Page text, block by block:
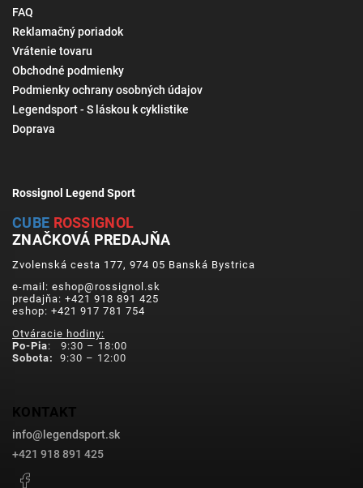
FAQ
Reklamačný poriadok
Vrátenie tovaru
Obchodné podmienky
Podmienky ochrany osobných údajov
Legendsport - S láskou k cyklistike
Doprava
Rossignol Legend Sport
CUBE ROSSIGNOL
ZNAČKOVÁ PREDAJŇA
Zvolenská cesta 177, 974 05 Banská Bystrica
e-mail: eshop@rossignol.sk
predajňa: +421 918 891 425
eshop: +421 917 781 754
Otváracie hodiny:
Po-Pia: 9:30 – 18:00
Sobota:
9:30 – 12:00
KONTAKT
info@ legendsport.sk
+421 918 891 425